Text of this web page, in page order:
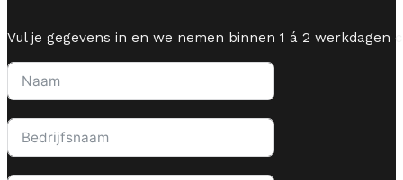
Vul je gegevens in en we nemen binnen 1 á 2 werkdagen